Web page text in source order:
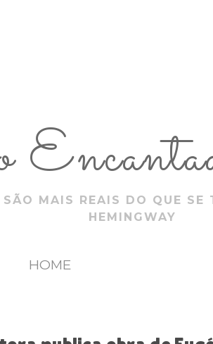
MAIS REAIS DO QUE SE
HEMINGWAY
HOME